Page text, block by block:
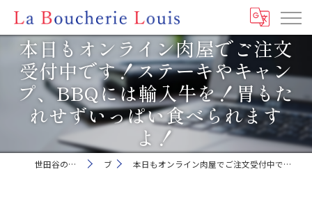
本日もオンライン肉屋でご注文
受付中です！ステーキやキャン
プ、BBQには輸入牛を！胃もた
れせずいっぱい食べられます
よ！
世田谷の肉屋ならLa Boucherie Louis ブログ 本日もオンライン肉屋でご注文受付中です！ステーキやキャンプ、BBQには輸入牛を！胃もたれせずいっぱい食べられますよ！